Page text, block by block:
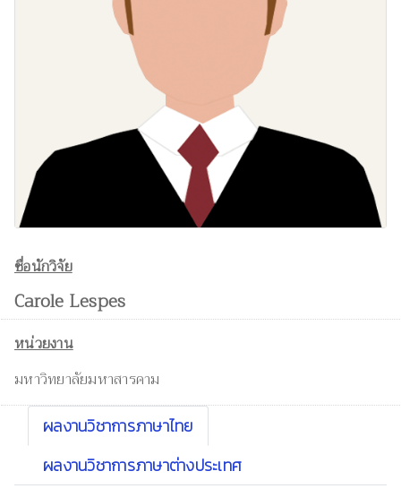
ชื่อนักวิจัย
Carole Lespes
หน่วยงาน
มหาวิทยาลัยมหาสารคาม
ผลงานวิชาการภาษาไทย
ผลงานวิชาการภาษาต่างประเทศ